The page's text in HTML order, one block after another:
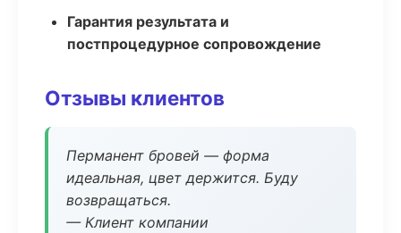
Гарантия результата и
постпроцедурное сопровождение
Отзывы клиентов
Перманент бровей — форма
идеальная, цвет держится. Буду
возвращаться.
— Клиент компании